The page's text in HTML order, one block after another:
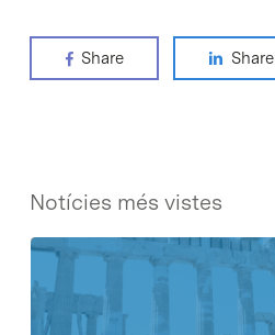
Share Share
Notícies més vistes